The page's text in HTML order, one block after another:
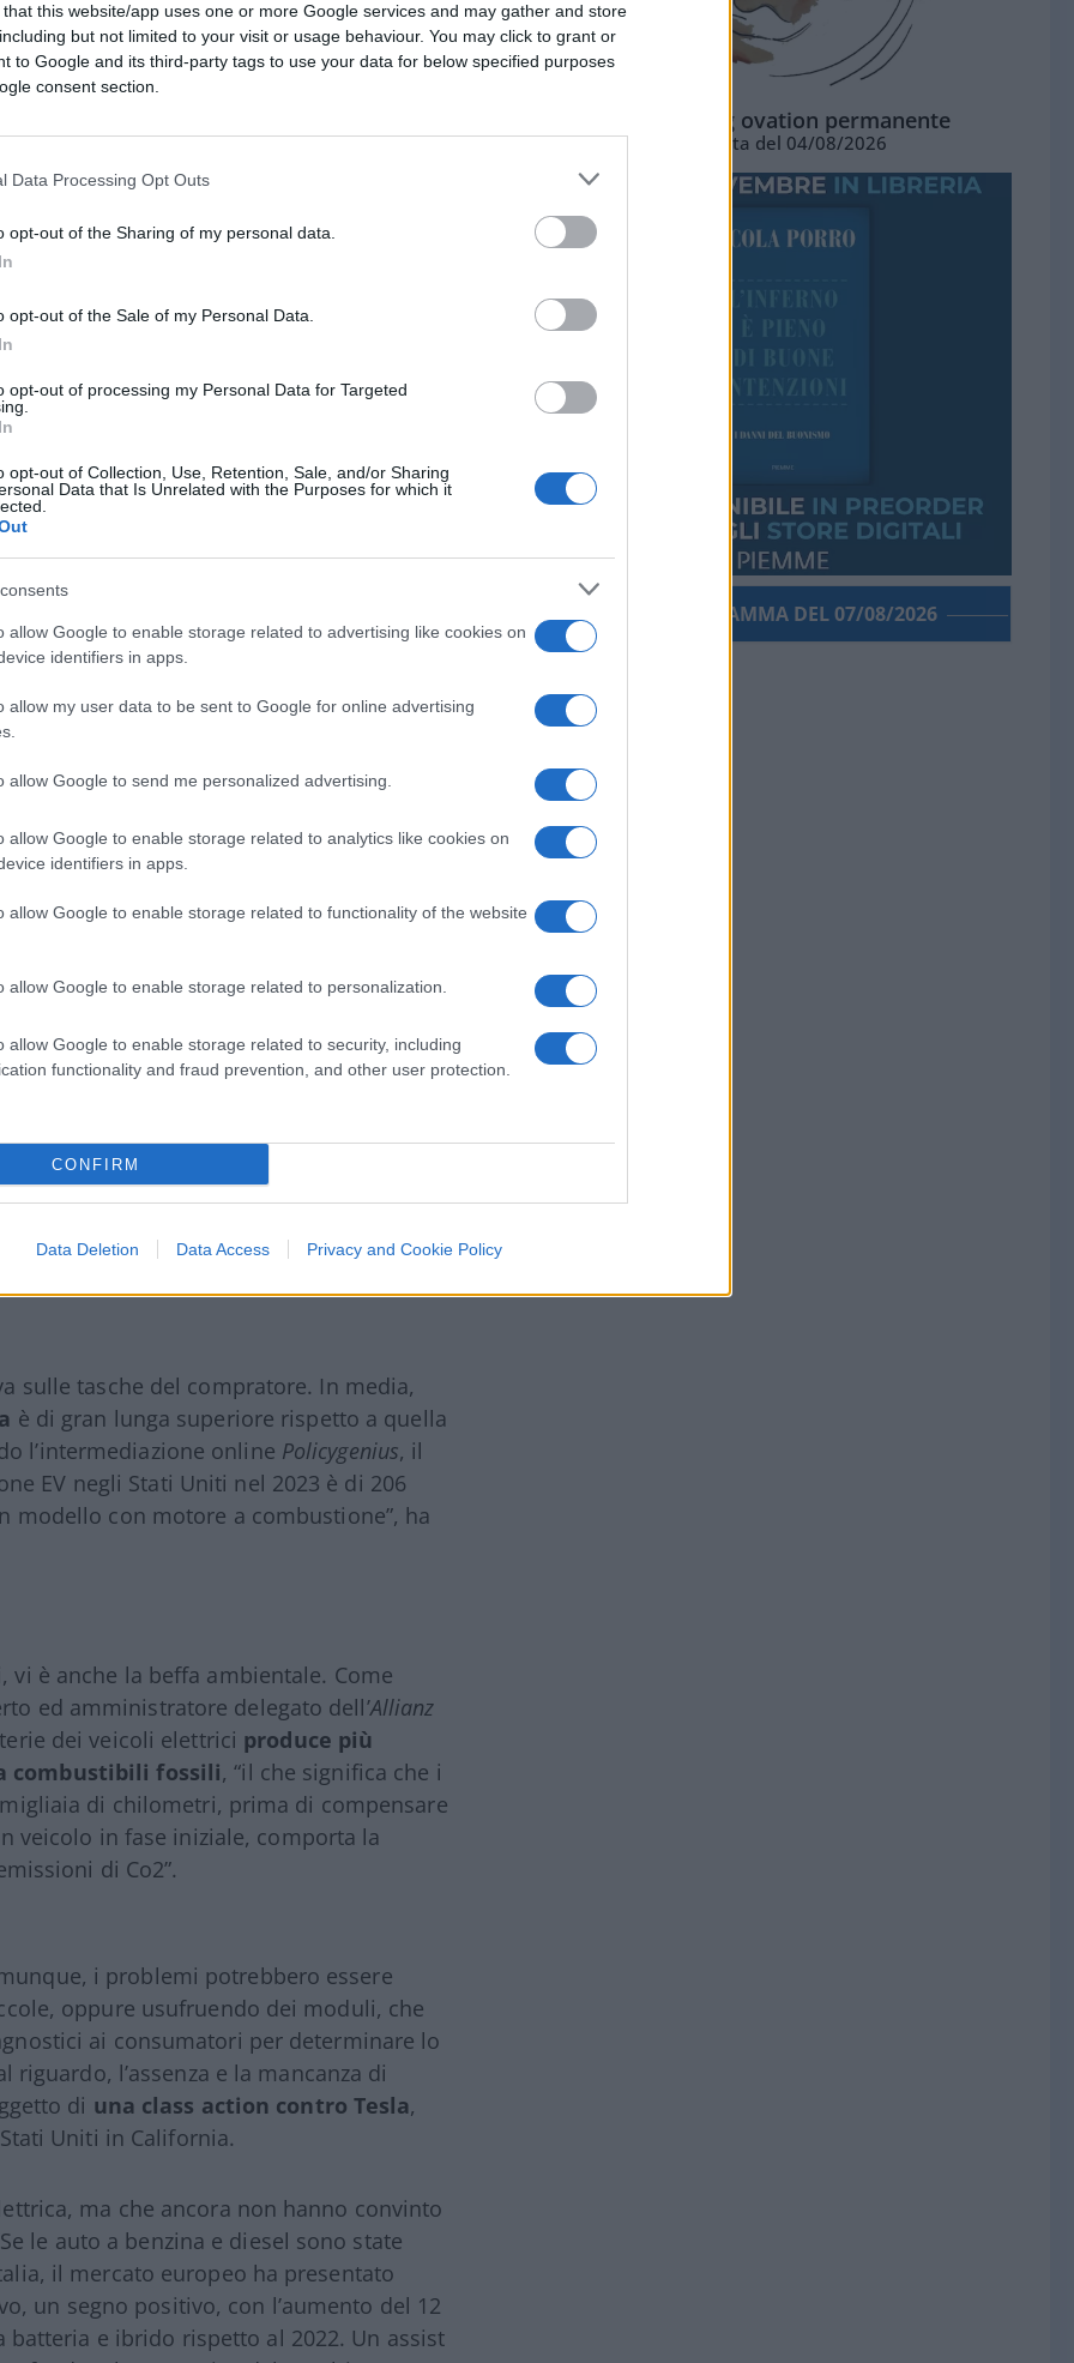
that this website/app uses one or more Google services and may gather and store
but not limited to your visit or usage behaviour. You may click to grant or
to Google and its third-party tags to use your data for below specified purposes
consent section.
Data Processing Opt Outs
opt-out of the Sharing of my personal data.
opt-out of the Sale of my Personal Data.
opt-out of processing my Personal Data for Targeted
opt-out of Collection, Use, Retention, Sale, and/or Sharing
Data that Is Unrelated with the Purposes for which it
allow Google to enable storage related to advertising like cookies on
identifiers in apps.
allow my user data to be sent to Google for online advertising
allow Google to send me personalized advertising.
allow Google to enable storage related to analytics like cookies on
identifiers in apps.
allow Google to enable storage related to functionality of the website
allow Google to enable storage related to personalization.
allow Google to enable storage related to security, including
functionality and fraud prevention, and other user protection.
CONFIRM
Data Deletion Data Access Privacy and Cookie Policy
le dichiarazioni di Matthew Avery,
del rischio automobilistico
la scelta di puntare sull’elettrico
Eppure, è lo stesso direttore ad
sostenibile
A ciò, si aggiunge l’elevatissimo
costituiscono il 50 per cento del valore
Product Manager nel Regno Unito,
i produttori a scegliere di
cui dovrebbero far fronte.
traslocano in Usa e Cina
costa di più e ci mette più tempo
dalla casa automobilistica regina
specifica come Elon Musk abbia
a Ford, le cui batterie rimangono
modello Y, costruito in Texas, è stato
riparabilità“, ha affermato Sandy Munro,
quelli dei consumatori e degli
, Michael Hill, la più grande società di
negli ultimi 12 mesi il numero di veicoli
essere controllati i mezzi per evitare
èaumentato vertiginosamente, da
giorno.
sulle tasche del compratore. In media,
è di gran lunga superiore rispetto a quella
l’intermediazione online Policygenius, il
EV negli Stati Uniti nel 2023 è di 206
modello con motore a combustione”, ha
è anche la beffa ambientale. Come
ed amministratore delegato dell’Allianz
dei veicoli elettrici produce più
combustibili fossili, “il che significa che i
di chilometri, prima di compensare
veicolo in fase iniziale, comporta la
di Co2”.
i problemi potrebbero essere
oppure usufruendo dei moduli, che
ai consumatori per determinare lo
l’assenza e la mancanza di
di una class action contro Tesla,
Uniti in California.
ma che ancora non hanno convinto
le auto a benzina e diesel sono state
il mercato europeo ha presentato
un segno positivo, con l’aumento del 12
e ibrido rispetto al 2022. Un assist
La standing ovation permanente
Vignetta del 04/08/2026
PORROGRAMMA DEL 07/08/2026